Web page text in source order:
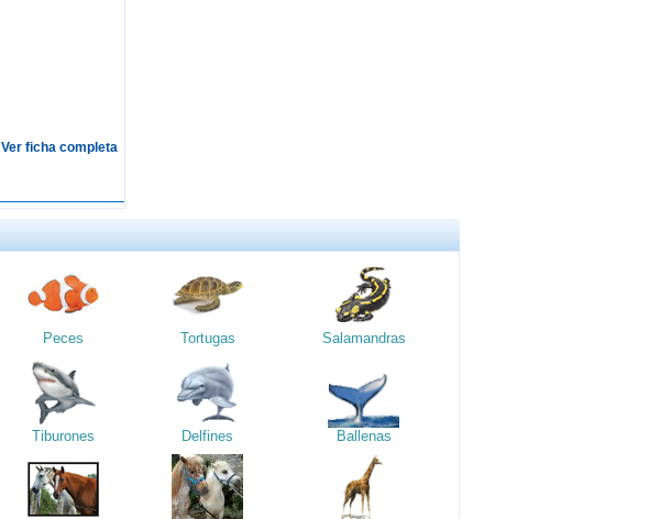
Ver ficha completa
Peces Tortugas Salamandras
Tiburones Delfines Ballenas